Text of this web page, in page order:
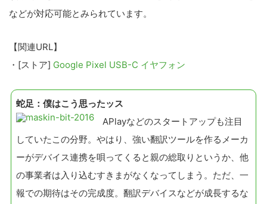
などが対応可能とみられています。
【関連URL】
・[ストア] Google Pixel USB-C イヤフォン
蛇足：僕はこう思ったッス
APlayなどのスタートアップも注目
していたこの分野。やはり、強い翻訳ツールを作るメーカ
ーがデバイス連携を唄ってくると親の総取りというか、他
の事業者は入り込むすきまがなくなってしまう。ただ、一
報での期待はその完成度。翻訳デバイスなどが成長するな